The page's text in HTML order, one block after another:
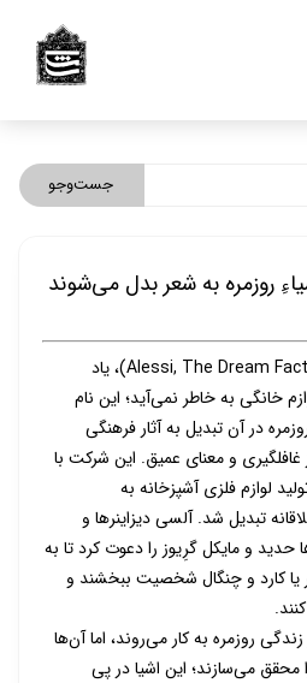
روزمره به شعر بدل می‌شوند
Alessi, The Dream)،یاد
خانگی به خاطر نمی‌آید؛ این نام
در آنتبدیل به آثار فرهنگی
و معنای عمیق. این شرکت با
لوازم فلزی آشپزخانه به
تبدیل شد. آلسی دیزاینرها و
حدید و مایکل گرِیوز را دعوت کرد تا به
یا کارد و چنگال شخصیت ببخشند و
روزمره به کار می‌روند، اما آن‌ها
محقق می‌سازند؛ این اشیا در پی
جست‌وجو